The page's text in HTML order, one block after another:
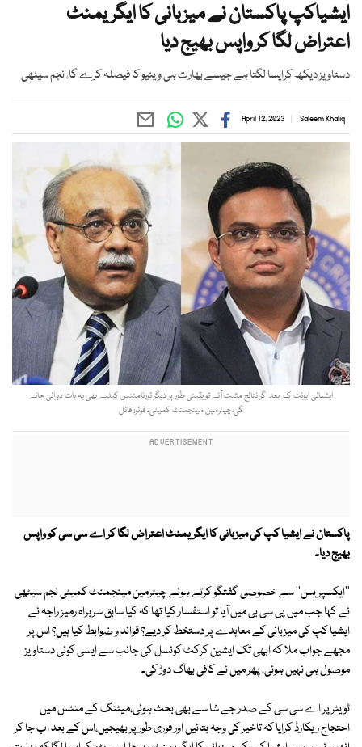
ایشیاکپ پاکستان نے میزبانی کا ایگریمنٹ
اعتراض لگا کر واپس بھیج دیا
دستاویز دیکھ کرایسا لگتا ہے جیسے بھارت ہی وینیو کا فیصلہ کرے گا، نجم سیٹھی
Saleem Khaliq
April 12, 2023
ایشیائی ایونٹ کے بعد اگر نتائج مثبت آئے تو یقینی طور پر دیگر ٹورنامنٹس کیلیے بھی یہ بات دہرائی جائے
گی،چیئرمین مینجمنٹ کمیٹی۔ فوٹو: فائل
پاکستان نے ایشیا کپ کی میزبانی کا ایگریمنٹ اعتراض لگا کر اے سی سی کو واپس
بھیج دیا۔
''ایکسپریس'' سے خصوصی گفتگو کرتے ہوئے چیئرمین مینجمنٹ کمیٹی نجم سیٹھی
نے کہا جب میں پی سی بی میں آیا تو استفسار کیا تھا کہ کیا سابق سربراہ رمیز راجہ نے
ایشیا کپ کی میزبانی کے معاہدے پر دستخط کر دیے؟ قوائد و ضوابط کیا ہیں؟ اس پر
مجھے جواب ملا کہ ابھی تک ایشین کرکٹ کونسل کی جانب سے ایسی کوئی دستاویز
موصول ہی نہیں ہوئی، پھر میں نے کافی بھاگ دوڑ کی۔
ٹویٹر پر اے سی سی کے صدر جے شا سے بھی بحث ہوئی،میٹنگ کے منٹس میں
احتجاج ریکارڈ کرایا کہ تاخیر کی وجہ بتائیں اور فوری طور پر بھیجیں،اس کے بعد اب جا کر